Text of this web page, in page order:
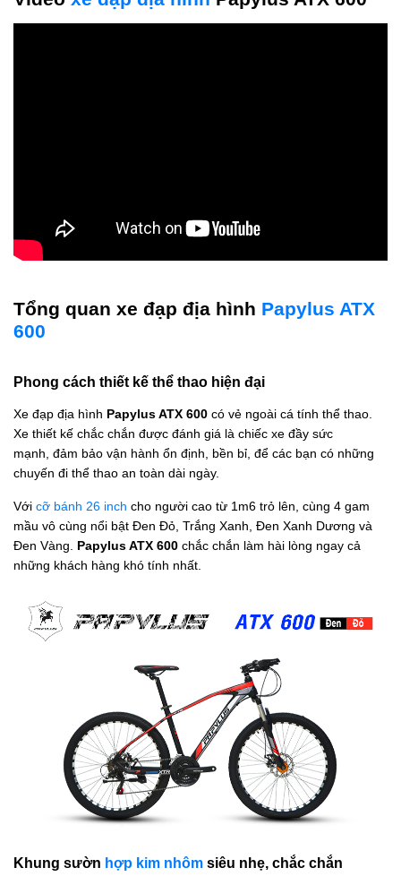
Tổng quan xe đạp địa hình Papylus ATX
600
Phong cách thiết kế thể thao hiện đại
Xe đạp địa hình Papylus ATX 600 có vẻ ngoài cá tính thể thao.
Xe thiết kế chắc chắn được đánh giá là chiếc xe đầy sức
mạnh, đảm bảo vận hành ổn định, bền bỉ, để các bạn có những
chuyến đi thể thao an toàn dài ngày.
Với cỡ bánh 26 inch cho người cao từ 1m6 trỏ lên, cùng 4 gam
mầu vô cùng nổi bật Đen Đỏ, Trắng Xanh, Đen Xanh Dương và
Đen Vàng. Papylus ATX 600 chắc chắn làm hài lòng ngay cả
những khách hàng khó tính nhất.
Khung sườn hợp kim nhôm siêu nhẹ, chắc chắn